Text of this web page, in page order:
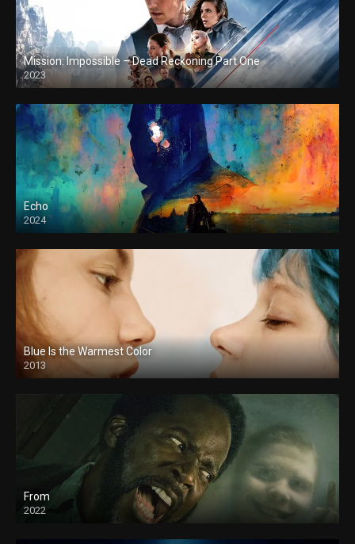
Mission: Impossible – Dead Reckoning Part One
2023
Echo
2024
Blue Is the Warmest Color
2013
From
2022